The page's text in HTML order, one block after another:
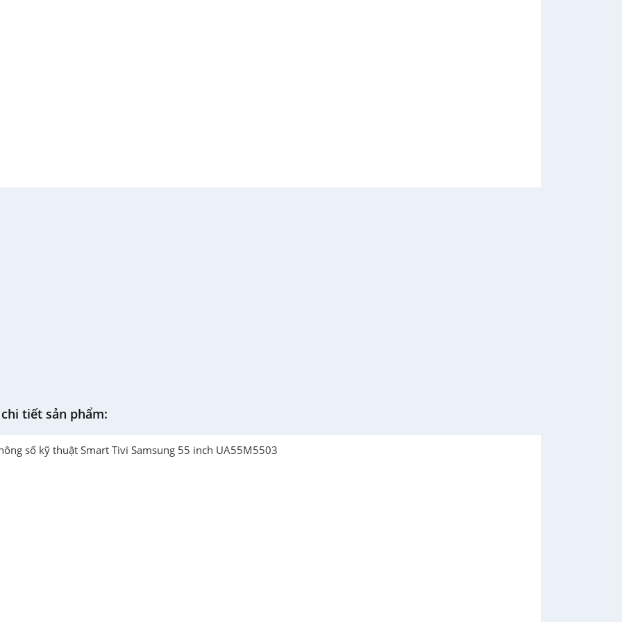
tiết sản phẩm: